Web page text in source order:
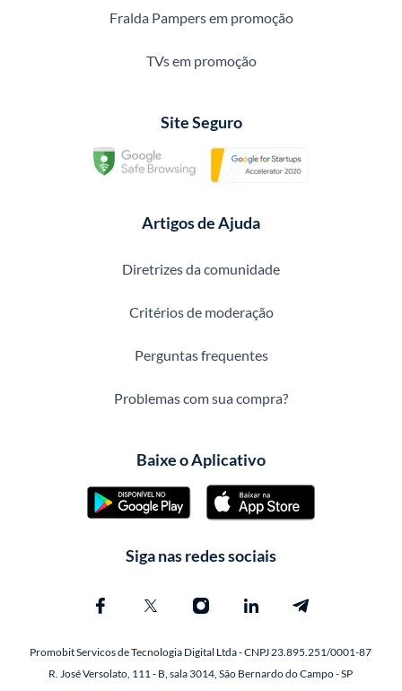
Fralda Pampers em promoção
TVs em promoção
Site Seguro
Artigos de Ajuda
Diretrizes da comunidade
Critérios de moderação
Perguntas frequentes
Problemas com sua compra?
Baixe o Aplicativo
Siga nas redes sociais
Promobit Servicos de Tecnologia Digital Ltda - CNPJ 23.895.251/0001-87
R. José Versolato, 111 - B, sala 3014, São Bernardo do Campo - SP